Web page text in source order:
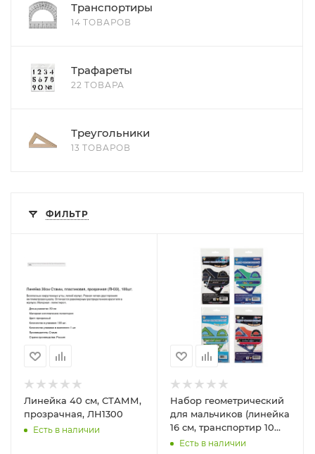
Транспортиры
14 ТОВАРОВ
Трафареты
22 ТОВАРА
Треугольники
13 ТОВАРОВ
ФИЛЬТР
Линейка 40 см, СТАММ,
прозрачная, ЛН1300
Есть в наличии
Набор геометрический
для мальчиков (линейка
16 см, транспортир 10
см, треугольник 10 см),
Есть в наличии